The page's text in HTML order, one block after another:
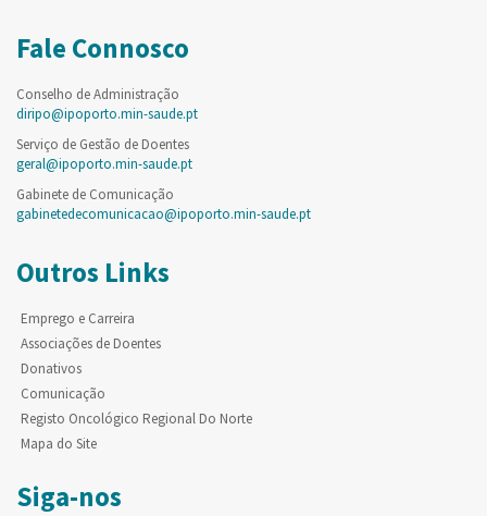
Fale Connosco
Conselho de Administração
diripo@ipoporto.min-saude.pt
Serviço de Gestão de Doentes
geral@ipoporto.min-saude.pt
Gabinete de Comunicação
gabinetedecomunicacao@ipoporto.min-saude.pt
Outros Links
Emprego e Carreira
Associações de Doentes
Donativos
Comunicação
Registo Oncológico Regional Do Norte
Mapa do Site
Siga-nos